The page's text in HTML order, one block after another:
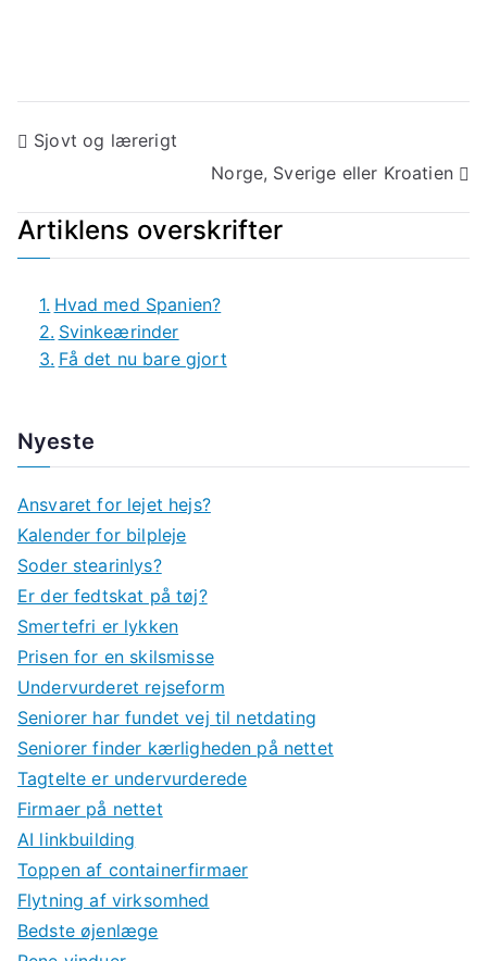
Indlægsnavigation
Sjovt og lærerigt
Norge, Sverige eller Kroatien
Artiklens overskrifter
Hvad med Spanien?
Svinkeærinder
Få det nu bare gjort
Nyeste
Ansvaret for lejet hejs?
Kalender for bilpleje
Soder stearinlys?
Er der fedtskat på tøj?
Smertefri er lykken
Prisen for en skilsmisse
Undervurderet rejseform
Seniorer har fundet vej til netdating
Seniorer finder kærligheden på nettet
Tagtelte er undervurderede
Firmaer på nettet
AI linkbuilding
Toppen af containerfirmaer
Flytning af virksomhed
Bedste øjenlæge